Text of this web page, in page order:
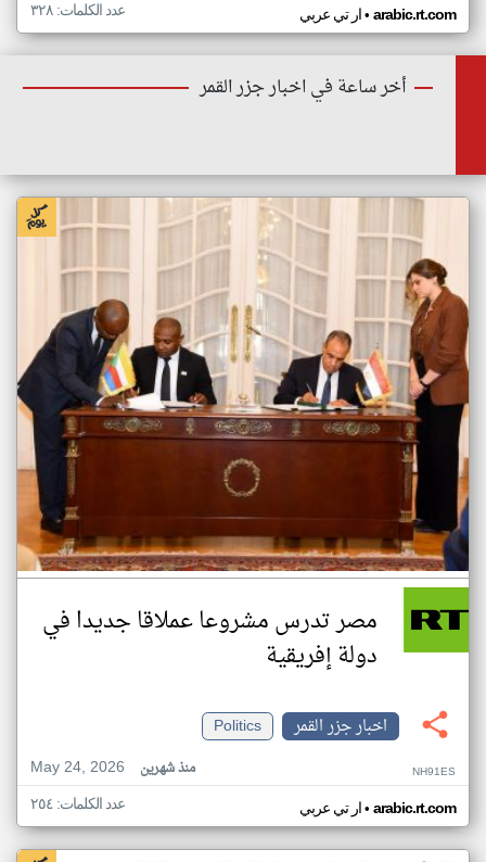
ار تي عربي• arabic.rt.com عدد الكلمات: ٣٢٨
أخر ساعة في اخبار جزر القمر
مصر تدرس مشروعا عملاقا جديدا في
دولة إفريقية
اخبار جزر القمر
Politics
May 24, 2026
منذ شهرين NH91ES
ار تي عربي• arabic.rt.com عدد الكلمات: ٢٥٤